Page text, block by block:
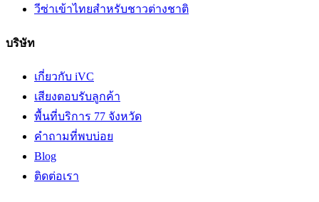
วีซ่าเข้าไทยสำหรับชาวต่างชาติ
บริษัท
เกี่ยวกับ iVC
เสียงตอบรับลูกค้า
พื้นที่บริการ 77 จังหวัด
คำถามที่พบบ่อย
Blog
ติดต่อเรา